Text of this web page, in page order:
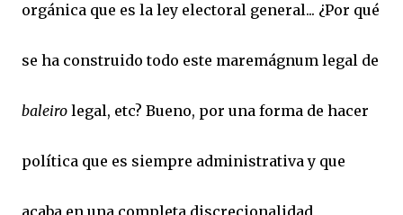
orgánica que es la ley electoral general... ¿Por qué
se ha construido todo este maremágnum legal de
baleiro legal, etc? Bueno, por una forma de hacer
política que es siempre administrativa y que